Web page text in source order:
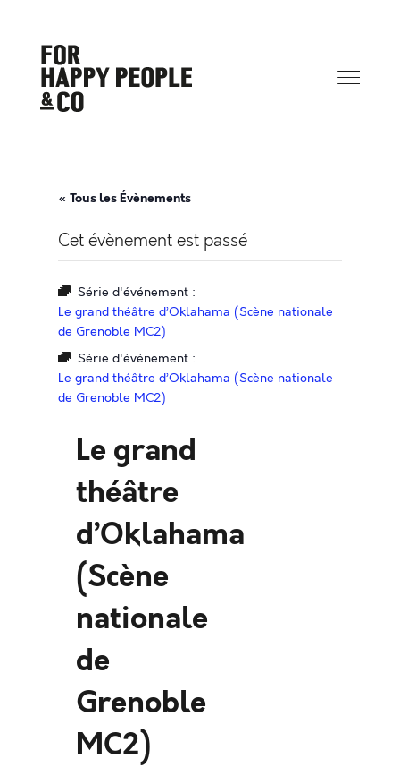
« Tous les Évènements
Cet évènement est passé
Série d'événement :
Le grand théâtre d’Oklahama (Scène nationale
de Grenoble MC2)
Série d'événement :
Le grand théâtre d’Oklahama (Scène nationale
de Grenoble MC2)
Le grand
théâtre
d’Oklahama
(Scène
nationale
de
Grenoble
MC2)